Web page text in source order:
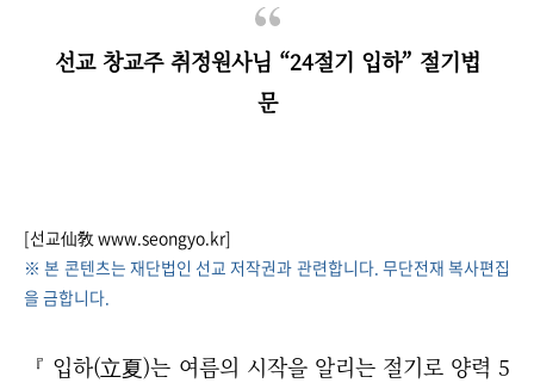
선교 창교주 취정원사님 “24절기 입하” 절기법
문
[선교仙敎 www.seongyo.kr]
※ 본 콘텐츠는 재단법인 선교 저작권과 관련합니다. 무단전재 복사편집
을 금합니다.
『 입하(立夏)는 여름의 시작을 알리는 절기로 양력 5